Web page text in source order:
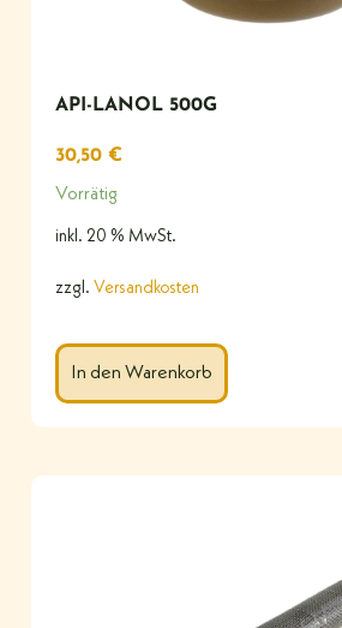
API-LANOL 500G
30,50 €
Vorrätig
inkl. 20 % MwSt.
zzgl. Versandkosten
In den Warenkorb